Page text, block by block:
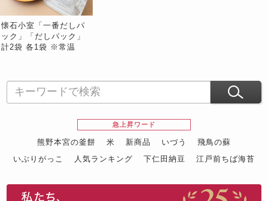
懐石小室「一番だしパ
ック」「だしパック」
計2袋 各1袋 ※常温
急上昇ワード
熊野本宮の釜餅 米 新商品 いづう
飛鳥の蘇
いぶりがっこ
人気ランキング 下仁田納豆
江戸前ちば海苔